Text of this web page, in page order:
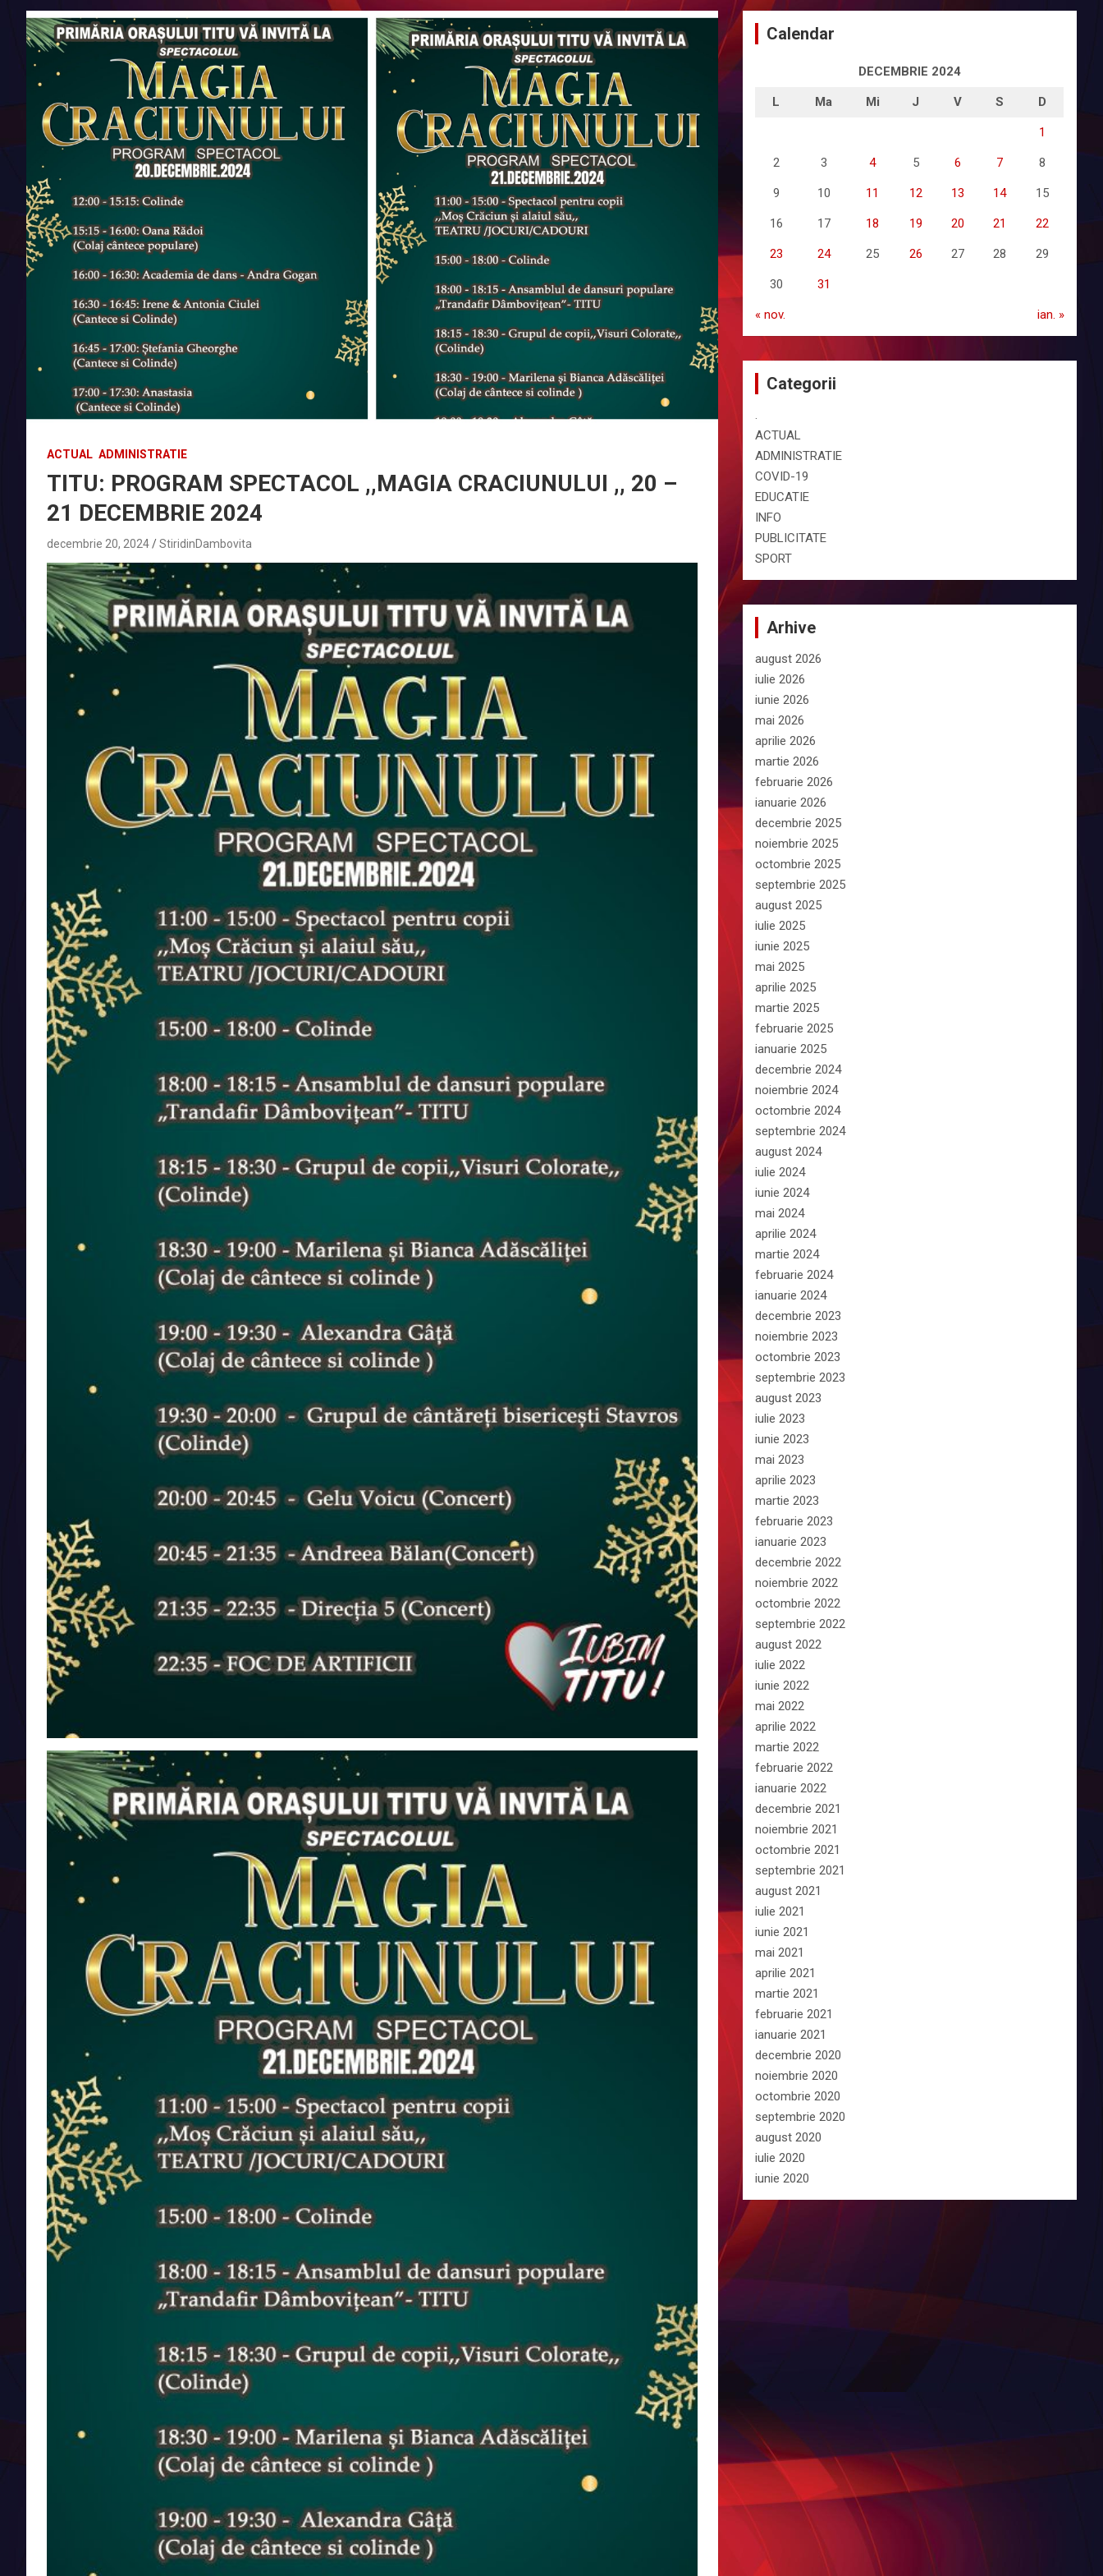
ACTUAL ADMINISTRATIE
TITU: PROGRAM SPECTACOL ,,MAGIA CRACIUNULUI ,, 20 –
21 DECEMBRIE 2024
decembrie 20, 2024 StiridinDambovita
Calendar
DECEMBRIE 2024
L Ma Mi J V S D
1
2 3 4 5 6 7 8
9 10 11 12 13 14 15
16 17 18 19 20 21 22
23 24 25 26 27 28 29
30 31
« nov. ian. »
Categorii
.
ACTUAL
ADMINISTRATIE
COVID-19
EDUCATIE
INFO
PUBLICITATE
SPORT
Arhive
august 2026
iulie 2026
iunie 2026
mai 2026
aprilie 2026
martie 2026
februarie 2026
ianuarie 2026
decembrie 2025
noiembrie 2025
octombrie 2025
septembrie 2025
august 2025
iulie 2025
iunie 2025
mai 2025
aprilie 2025
martie 2025
februarie 2025
ianuarie 2025
decembrie 2024
noiembrie 2024
octombrie 2024
septembrie 2024
august 2024
iulie 2024
iunie 2024
mai 2024
aprilie 2024
martie 2024
februarie 2024
ianuarie 2024
decembrie 2023
noiembrie 2023
octombrie 2023
septembrie 2023
august 2023
iulie 2023
iunie 2023
mai 2023
aprilie 2023
martie 2023
februarie 2023
ianuarie 2023
decembrie 2022
noiembrie 2022
octombrie 2022
septembrie 2022
august 2022
iulie 2022
iunie 2022
mai 2022
aprilie 2022
martie 2022
februarie 2022
ianuarie 2022
decembrie 2021
noiembrie 2021
octombrie 2021
septembrie 2021
august 2021
iulie 2021
iunie 2021
mai 2021
aprilie 2021
martie 2021
februarie 2021
ianuarie 2021
decembrie 2020
noiembrie 2020
octombrie 2020
septembrie 2020
august 2020
iulie 2020
iunie 2020